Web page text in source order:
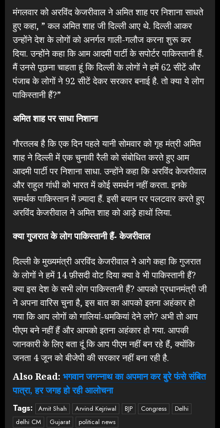
मंगलवार को अरविंद केजरीवाल ने अमित शाह पर निशाना साधते
हुए कहा, ” कल अमित शाह जी दिल्ली आए थे. दिल्ली आकर
उन्होंने देश के लोगों को अनर्गल गाली-गलौज करना शुरू कर
दिया. उन्होंने कहा कि आम आदमी पार्टी के सपोर्टर पाकिस्तानी हैं.
मैं उनसे पूछना चाहता हूं कि दिल्ली के लोगों ने हमें 62 सीटें और
पंजाब के लोगों ने 92 सीटें देकर सरकार बनाई है. तो क्या ये लोग
पाकिस्तानी हैं?”
अमित शाह पर साधा निशाना
गौरतलब है कि एक दिन पहले यानी सोमवार को गृह मंत्री अमित
शाह ने दिल्ली में एक चुनावी रैली को संबोधित करते हुए आम
आदमी पार्टी पर निशाना साधा. उन्होंने कहा कि अरविंद केजरीवाल
और राहुल गांधी को भारत में कोई समर्थन नहीं करता. इनके
समर्थक पाकिस्तान में ज़्यादा हैं. इसी बयान पर पलटवार करते हुए
अरविंद केजरीवाल ने अमित शाह को आड़े हाथों लिया.
क्या गुजरात के लोग पाकिस्तानी हैं- केजरीवाल
दिल्ली के मुख्यमंत्री अरविंद केजरीवाल ने आगे कहा कि गुजरात
के लोगों ने हमें 14 फ़ीसदी वोट दिया क्या वे भी पाकिस्तानी हैं?
क्या इस देश के सभी लोग पाकिस्तानी हैं? आपको प्रधानमंत्री जी
ने अपना वारिस चुना है, इस बात का आपको इतना अहंकार हो
गया कि आप लोगों को गालियां-धमकियां देने लगे? अभी तो आप
पीएम बने नहीं हैं और आपको इतना अहंकार हो गया. आपकी
जानकारी के लिए बता दूं कि आप पीएम नहीं बन रहे हैं, क्योंकि
जनता 4 जून को बीजेपी की सरकार नहीं बना रही है.
Also Read: भगवान जगन्नाथ का अपमान कर बुरे फंसे संबित
पात्रा, हर जगह हो रही आलोचना
Tags: Amit Shah Arvind Kejriwal BJP Congress
Delhi
delhi CM
Gujarat political news